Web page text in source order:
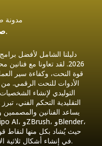
مدونة
صوفيا س.
دليلنا الشامل لأفضل
2026. لقد تعاونا مع
قوة النحت، وكفاءة سير
الأدوات للنحت الرقمي. من
التوليدي لإنشاء
التقليدية التحكم الفني،
يساعد الفنانين
في إنشاء أشكال ثلاثية الأبعاد حرة وطبيعية ومفصلة للغاية.